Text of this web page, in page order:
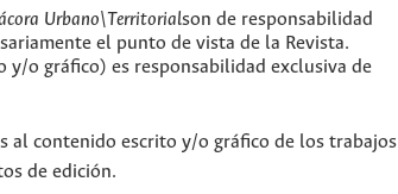
Urbano\Territorialson de responsabilidad
el punto de vista de la Revista.
o gráfico) es responsabilidad exclusiva de
al contenido escrito y/o gráfico de los trabajos
de edición.